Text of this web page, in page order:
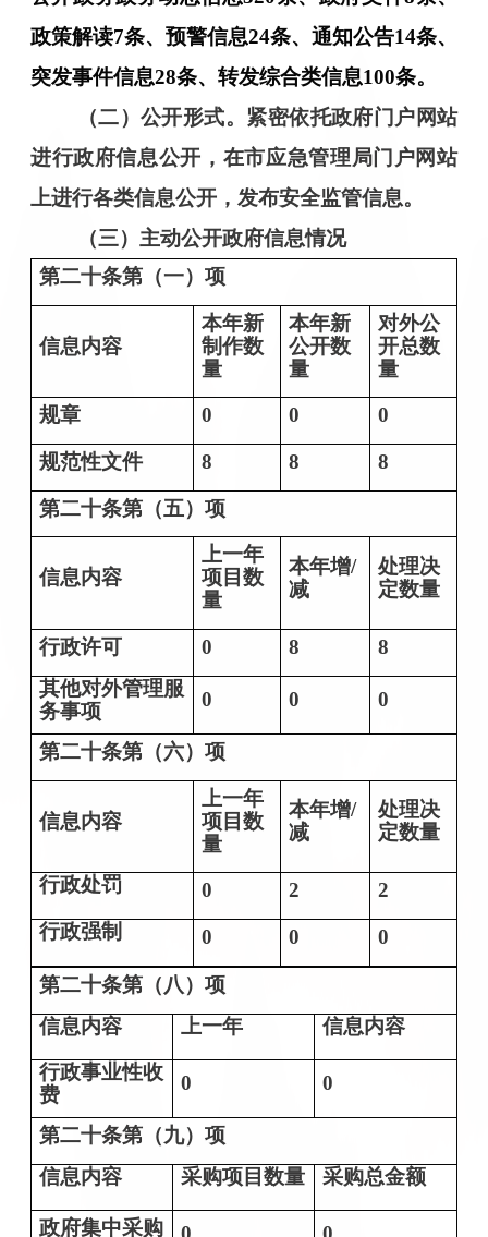
政策解读7条、预警信息24条、通知公告14条、
突发事件信息28条、 转发综合类信息100条。
（二）公开形式。 紧密依托政府门户网站
进行政府信息公开，在市应急管理局门户网站
上进行各类信息公开，发布安全监管信息。
（三）主动公开政府信息情况
第二十条第（一）项
信息内容
本年新
制作数
量
本年新
公开数
量
对外公
开总数
量
规章
0 0 0
规范性文件 8 8 8
第二十条第（五）项
信息内容
上一年
项目数
量
本年增/
减
处理决
定数量
行政许可 0 8
8
其他对外管理服
务事项
0 0 0
第二十条第（六）项
信息内容
上一年
项目数
量
本年增/
减
处理决
定数量
行政处罚 0 2
2
行政强制
0 0 0
第二十条第（八）项
信息内容
上一年
信息内容
行政事业性收
费
0 0
第二十条第（九）项
信息内容
采购项目数量 采购总金额
政府集中采购